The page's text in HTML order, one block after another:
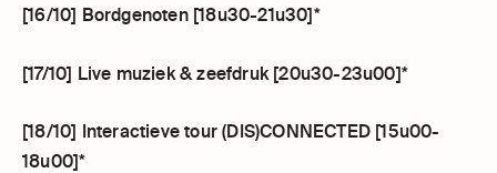
[16/10] Bordgenoten [18u30-21u30]*
[17/10] Live muziek & zeefdruk [20u30-23u00]*
[18/10] Interactieve tour (DIS)CONNECTED [15u00-
18u00]*